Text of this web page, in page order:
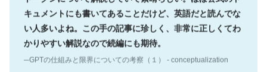
キュメントにも書いてあることだけど、英語だと読んでな
い人多いよね。この手の記事に珍しく、非常に正しくてわ
かりやすい解説なので続編にも期待。